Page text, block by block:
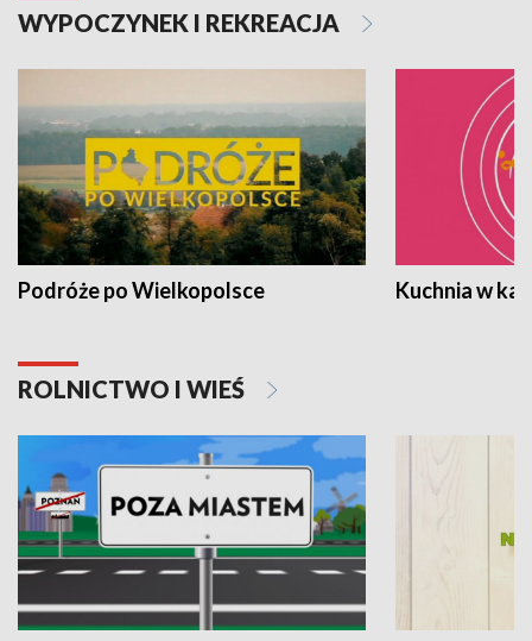
WYPOCZYNEK I REKREACJA
Podróże po Wielkopolsce Kuchnia w
ROLNICTWO I WIEŚ